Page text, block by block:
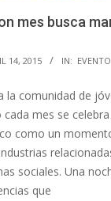
mes busca
14, 2015 IN:
la comunidad de
mes se
como un
sociales. Una
que